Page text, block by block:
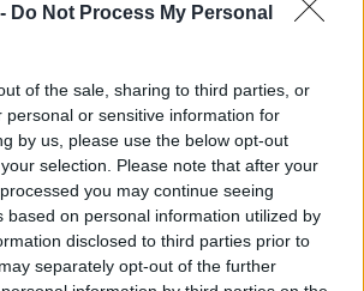
Do Not Process My Personal
of the sale, sharing to third parties, or
personal or sensitive information for
by us, please use the below opt-out
selection. Please note that after your
you may continue seeing
based on personal information utilized by
disclosed to third parties prior to
separately opt-out of the further
slo til med feilfri skyting
også en skikkelig opptur.
hardt. Du må bare stå i det i
harde løypa. Jeg gikk med
to første rundene, så det var
å gi litt mer energi, er veldig
jobben jeg har gjort mentalt, sier